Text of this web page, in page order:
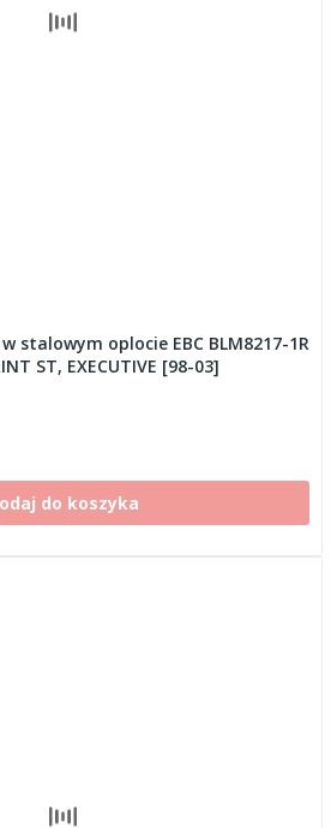
stalowym oplocie EBC BLM8217-1R
ST, EXECUTIVE [98-03]
do koszyka